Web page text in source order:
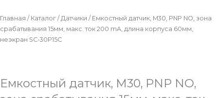
Главная / Каталог / Датчики / Емкостный датчик, M30, PNP NO, зона
срабатывания 15мм, макс. ток 200 mA, длина корпуса 60мм,
неэкран SC-30P15C
Емкостный датчик, M30, PNP NO,